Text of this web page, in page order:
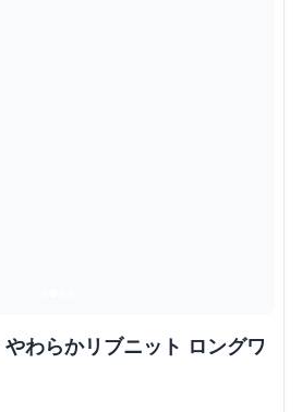
わらかリブニット ロングワ